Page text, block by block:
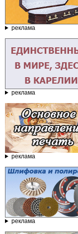
реклама
реклама
реклама
реклама